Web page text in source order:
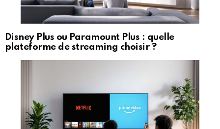
Disney Plus ou Paramount Plus : quelle
plateforme de streaming choisir ?